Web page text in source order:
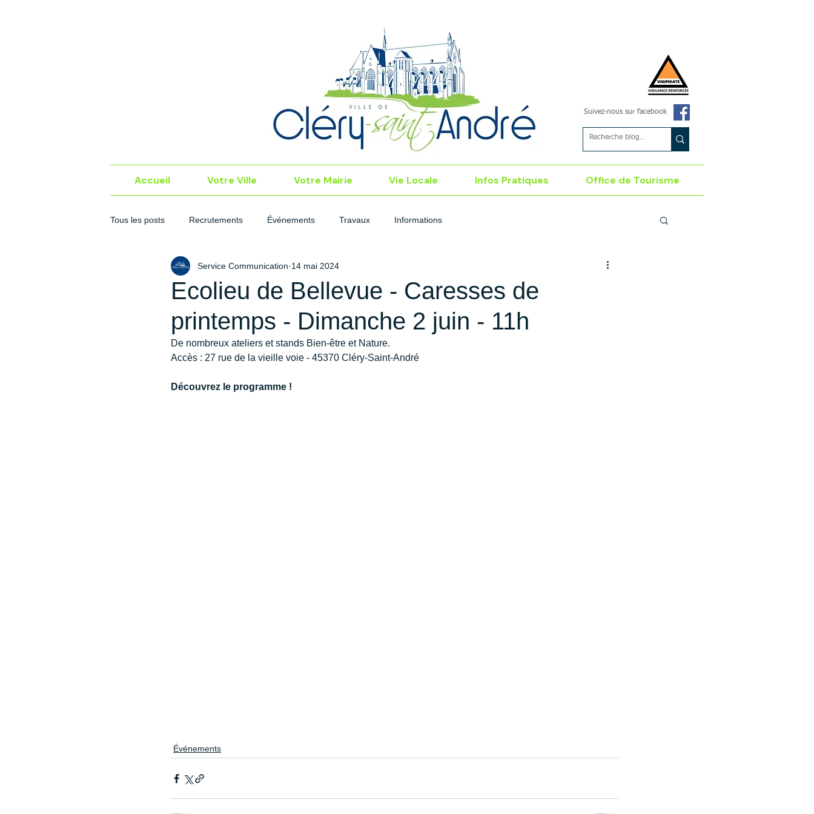
Suivez-nous sur facebook
Accueil Votre Ville Votre Mairie Vie Locale Infos Pratiques Office de Tourisme
Tous les posts Recrutements Événements Travaux Informations
Ecolieu de Bellevue - Caresses de
printemps - Dimanche 2 juin - 11h
Service Communication 14 mai 2024
De nombreux ateliers et stands Bien-être et Nature.
Accès : 27 rue de la vieille voie - 45370 Cléry-Saint-André
Découvrez le programme !
Événements